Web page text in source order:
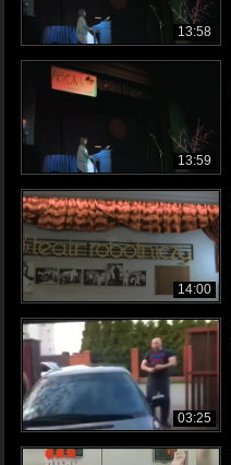
13:58
13:59
14:00
03:25